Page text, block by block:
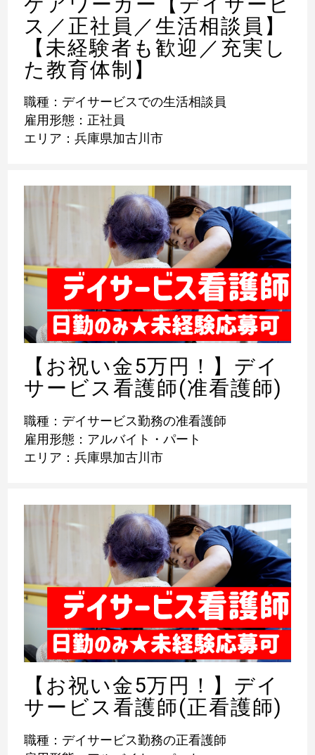
ス／正社員／生活相談員】
【未経験者も歓迎／充実し
た教育体制】
職種：デイサービスでの生活相談員
雇用形態：正社員
エリア：兵庫県加古川市
【お祝い金5万円！】デイ
サービス看護師(准看護師)
職種：デイサービス勤務の准看護師
雇用形態：アルバイト・パート
エリア：兵庫県加古川市
【お祝い金5万円！】デイ
サービス看護師(正看護師)
職種：デイサービス勤務の正看護師